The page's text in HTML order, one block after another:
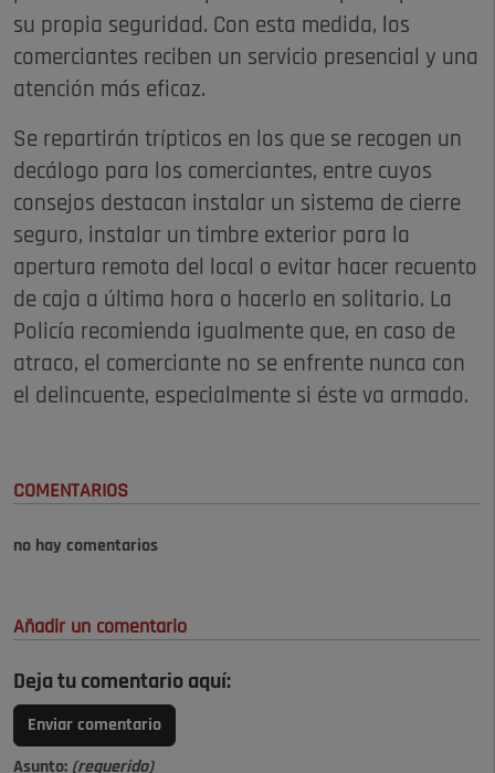
su propia seguridad. Con esta medida, los
comerciantes reciben un servicio presencial y una
atención más eficaz.
Se repartirán trípticos en los que se recogen un
decálogo para los comerciantes, entre cuyos
consejos destacan instalar un sistema de cierre
seguro, instalar un timbre exterior para la
apertura remota del local o evitar hacer recuento
de caja a última hora o hacerlo en solitario. La
Policía recomienda igualmente que, en caso de
atraco, el comerciante no se enfrente nunca con
el delincuente, especialmente si éste va armado.
COMENTARIOS
no hay comentarios
Añadir un comentario
Deja tu comentario aquí:
Enviar comentario
Asunto: (requerido)